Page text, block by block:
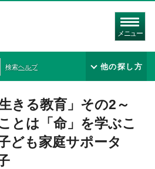
メニュー
検索ヘルプ 他の探し方
きる教育」その2～
とは「命」を学ぶこ
も家庭サポータ